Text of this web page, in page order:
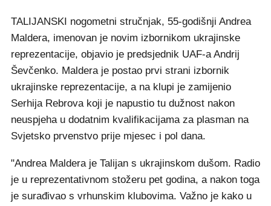
TALIJANSKI nogometni stručnjak, 55-godišnji Andrea
Maldera, imenovan je novim izbornikom ukrajinske
reprezentacije, objavio je predsjednik UAF-a Andrij
Ševčenko. Maldera je postao prvi strani izbornik
ukrajinske reprezentacije, a na klupi je zamijenio
Serhija Rebrova koji je napustio tu dužnost nakon
neuspjeha u dodatnim kvalifikacijama za plasman na
Svjetsko prvenstvo prije mjesec i pol dana.
"Andrea Maldera je Talijan s ukrajinskom dušom. Radio
je u reprezentativnom stožeru pet godina, a nakon toga
je surađivao s vrhunskim klubovima. Važno je kako u